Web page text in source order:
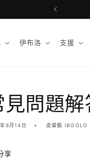
伊布洛 支援
見問題解
6月14日 皮膚鏡 IBOOLO
享